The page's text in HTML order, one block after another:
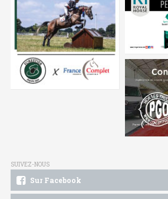
SUIVEZ-NOUS
Sur Facebook